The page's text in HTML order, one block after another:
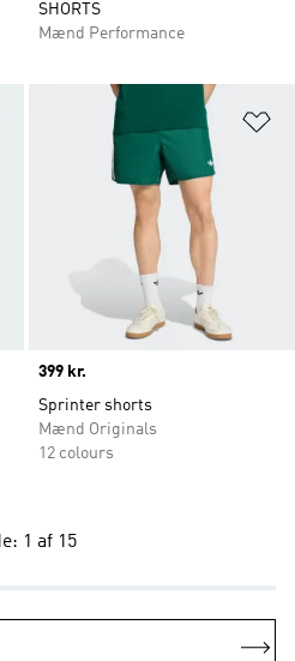
SHORTS
Mænd Performance
Føj til ønskeliste
Price
399 kr.
Sprinter shorts
Mænd Originals
12 colours
1 af 15